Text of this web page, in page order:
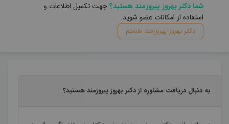
شما دکتر بهروز پیروزمند هستید؟جهت تکمیل اطلاعات و
استفاده از امکانات عضو شوید.
دکتر بهروز پیروزمند هستم
به دنبال دریافت مشاوره از دکتر بهروز پیروزمند هستید؟